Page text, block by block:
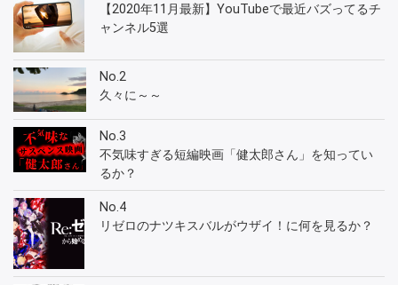
【2020年11月最新】YouTubeで最近バズってるチ
ャンネル5選
No.2
久々に～～
No.3
不気味すぎる短編映画「健太郎さん」を知ってい
るか？
No.4
リゼロのナツキスバルがウザイ！に何を見るか？